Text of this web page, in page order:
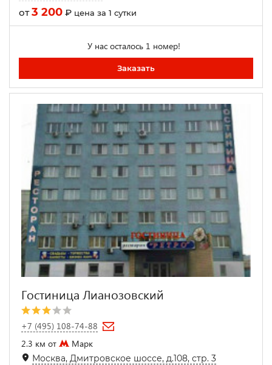
от3 200 ₽ цена за 1 сутки
У нас осталось 1 номер!
Заказать
Гостиница Лианозовский
+7 (495) 108-74-88
2.3 км от
Марк
Москва, Дмитровское шоссе, д.108, стр. 3